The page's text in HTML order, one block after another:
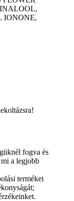
IONONE,
fogva és
a legjobb
termékei